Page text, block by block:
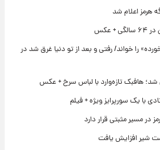
هرمز اعلام شد
عکس
را خواند/ رفتی و بعد از تو دنیا غرق شد در
هافبک تازه‌وارد با لباس سرخ + عکس
در مسیر مثبتی قرار دارد
شیر افزایش یافت